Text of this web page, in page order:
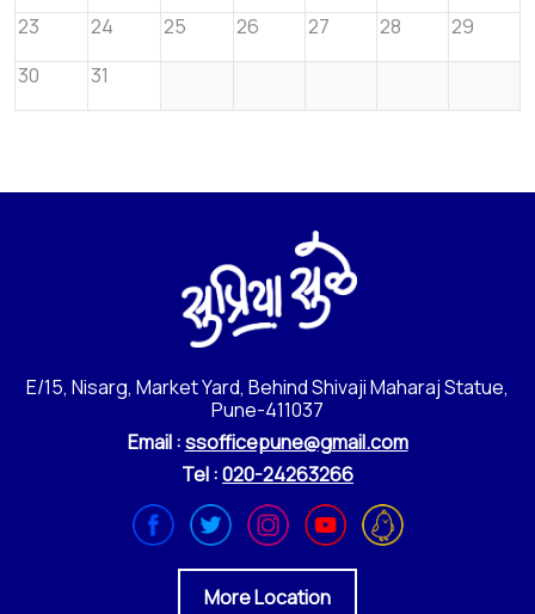
23
24 25 26 27 28
29
30
31
E/15, Nisarg, Market Yard, Behind Shivaji Maharaj Statue,
Pune-411037
Email :ssofficepune@gmail.com
Tel :020-24263266
More Location